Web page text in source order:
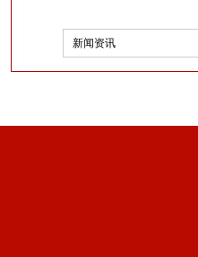
新闻资讯